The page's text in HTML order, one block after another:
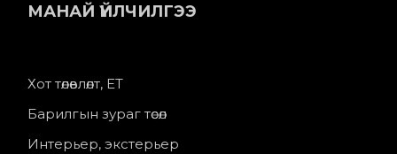
МАНАЙ ҮЙЛЧИЛГЭЭ
Хот төлөвлөлт, ЕТ
Барилгын зураг төсөл
Интерьер, экстерьер